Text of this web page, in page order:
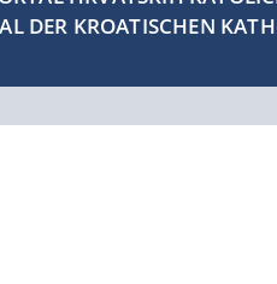
DER KROATISCHEN